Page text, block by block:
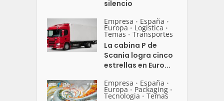
silencio
Empresa • España •
Europa • Logistica •
Temas • Transportes
La cabina P de
Scania logra cinco
estrellas en Euro...
Empresa • España •
Europa • Packaging •
Tecnologia • Temas